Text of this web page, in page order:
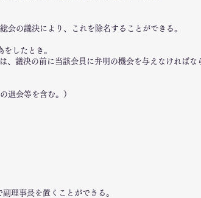
の議決により、これを除名することができる。
したとき。
議決の前に当該会員に弁明の機会を与えなければな
退会等を含む。）
理事長を置くことができる。